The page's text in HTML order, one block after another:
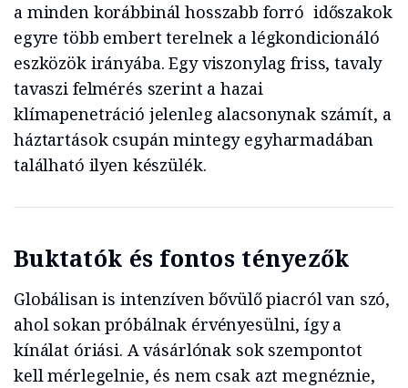
a minden korábbinál hosszabb forró időszakok
egyre több embert terelnek a légkondicionáló
eszközök irányába. Egy viszonylag friss, tavaly
tavaszi felmérés szerint a hazai
klímapenetráció jelenleg alacsonynak számít, a
háztartások csupán mintegy egyharmadában
található ilyen készülék.
Buktatók és fontos tényezők
Globálisan is intenzíven bővülő piacról van szó,
ahol sokan próbálnak érvényesülni, így a
kínálat óriási. A vásárlónak sok szempontot
kell mérlegelnie, és nem csak azt megnéznie,